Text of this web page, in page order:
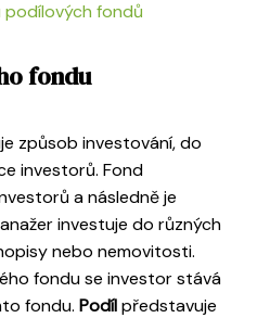
fondů
fondu
způsob investování, do
investorů. Fond
a následně je
investuje do různých
nebo nemovitosti.
fondu se investor stává
fondu. Podílpředstavuje